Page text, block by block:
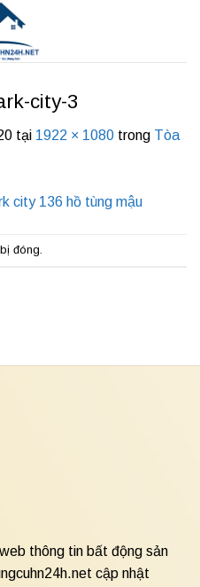
city-3
tại 1922 × 1080 trong Tòa
đóng.
thông tin bất động sản
cập nhật